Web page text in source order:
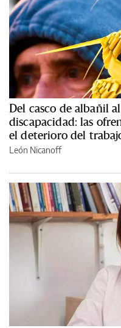
Del casco de albañil
discapacidad: las
el deterioro del
León Nicanoff